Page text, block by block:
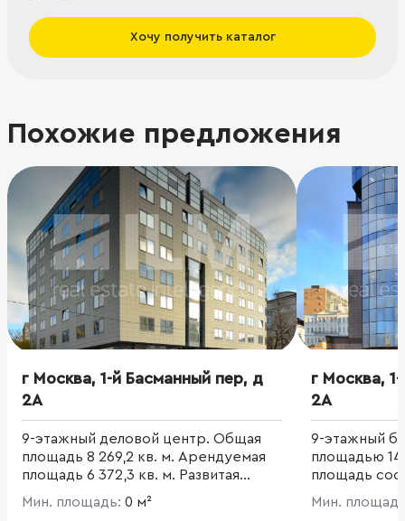
Хочу получить каталог
Похожие предложения
г Москва, 1-й Басманный пер, д
2А
9-этажный деловой центр. Общая
площадь 8 269,2 кв. м. Арендуемая
площадь 6 372,3 кв. м. Развитая
инфраструктура.
Мин. площадь: 0 м²
г Москва,
2А
9-этажный
площадью 14
площадь
отделке
и
Мин.